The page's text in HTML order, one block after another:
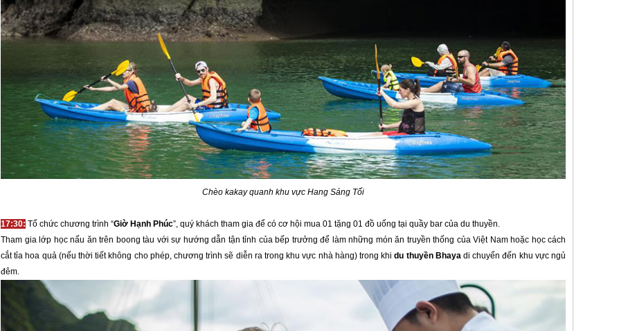
Chèo kakay quanh khu vực Hang Sáng Tối
17:30: Tổ chức chương trình “Giờ Hạnh Phúc”, quý khách tham gia để có cơ hội mua 01 tặng 01 đồ uống tại quầy bar của du thuyền.
Tham gia lớp học nấu ăn trên boong tàu với sự hướng dẫn tận tỉnh của bếp trưởng để làm những món ăn truyền thống của Việt Nam hoặc học cách
cắt tỉa hoa quả (nếu thời tiết không cho phép, chương trình sẽ diễn ra trong khu vực nhà hàng) trong khidu thuyền Bhayadi chuyển đến khu vực ngủ
đêm.